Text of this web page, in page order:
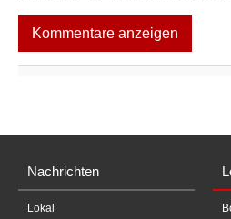
Kommentare anzeigen
Nachrichten
Lokal